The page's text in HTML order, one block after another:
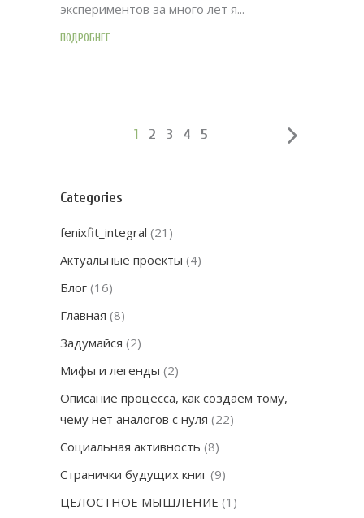
экспериментов за много лет я
ПОДРОБНЕЕ
1 2 3 4 5
Categories
fenixfit_integral (21)
Актуальные проекты (4)
Блог (16)
Главная (8)
Задумайся (2)
Мифы и легенды (2)
Описание процесса, как создаём тому,
чему нет аналогов с нуля (22)
Социальная активность (8)
Странички будущих книг (9)
ЦЕЛОСТНОЕ МЫШЛЕНИЕ (1)